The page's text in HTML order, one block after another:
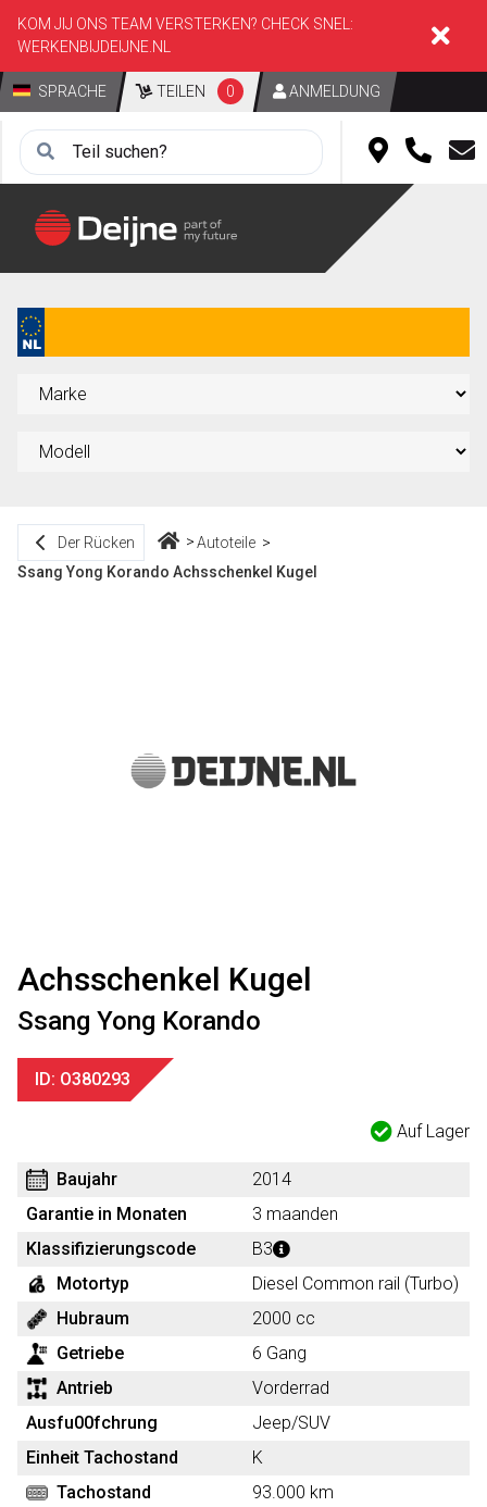
KOM JIJ ONS TEAM VERSTERKEN? CHECK SNEL:
WERKENBIJDEIJNE.NL
SPRACHE TEILEN 0 ANMELDUNG
Der Rücken
Autoteile
Ssang Yong Korando Achsschenkel Kugel
Achsschenkel Kugel
Ssang Yong Korando
ID: O380293
Auf Lager
Baujahr
2014
Garantie in Monaten
3 maanden
Klassifizierungscode
B3
Motortyp
Diesel Common rail (Turbo)
Hubraum
2000 cc
Getriebe
6 Gang
Antrieb
Vorderrad
Ausfu00fchrung
Jeep/SUV
Einheit Tachostand
K
Tachostand
93.000 km